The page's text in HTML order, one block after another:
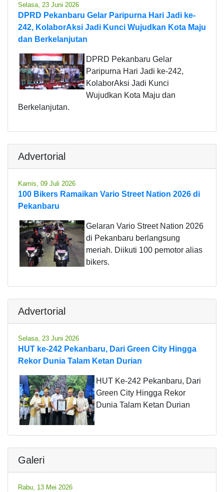
Selasa, 23 Juni 2026
DPRD Pekanbaru Gelar Paripurna Hari Jadi ke-
242, KolaborAksi Jadi Kunci Wujudkan Kota Maju
dan Berkelanjutan
DPRD Pekanbaru Gelar
Paripurna Hari Jadi ke-242,
KolaborAksi Jadi Kunci
Wujudkan Kota Maju dan
Berkelanjutan.
Advertorial
Kamis, 09 Juli 2026
100 Bikers Ramaikan Vario Street Nation 2026 di
Pekanbaru
Gelaran Vario Street Nation 2026
di Pekanbaru berlangsung
meriah. Diikuti 100 pemotor alias
bikers.
Advertorial
Selasa, 23 Juni 2026
HUT ke-242 Pekanbaru, Dari Green City Hingga
Rekor Dunia Talam Ketan Durian
HUT Ke-242 Pekanbaru, Dari
Green City Hingga Rekor
Dunia Talam Ketan Durian
Galeri
Rabu, 13 Mei 2026